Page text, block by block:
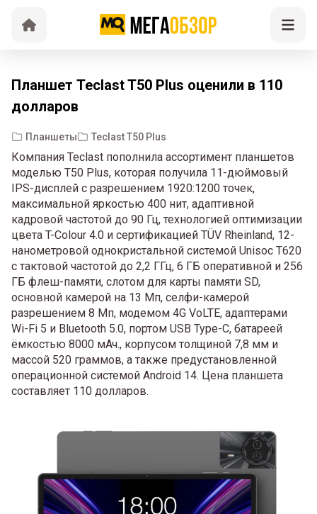
Планшет Teclast T50 Plus оценили в 110
долларов
Планшеты Teclast T50 Plus
Компания Teclast пополнила ассортимент планшетов
моделью T50 Plus, которая получила 11-дюймовый
IPS-дисплей с разрешением 1920:1200 точек,
максимальной яркостью 400 нит, адаптивной
кадровой частотой до 90 Гц, технологией оптимизации
цвета T-Colour 4.0 и сертификацией TÜV Rheinland, 12-
нанометровой однокристальной системой Unisoc T620
с тактовой частотой до 2,2 ГГц, 6 ГБ оперативной и 256
ГБ флеш-памяти, слотом для карты памяти SD,
основной камерой на 13 Мп, селфи-камерой
разрешением 8 Мп, модемом 4G VoLTE, адаптерами
Wi-Fi 5 и Bluetooth 5.0, портом USB Type-C, батареей
ёмкостью 8000 мАч., корпусом толщиной 7,8 мм и
массой 520 граммов, а также предустановленной
операционной системой Android 14. Цена планшета
составляет 110 долларов.